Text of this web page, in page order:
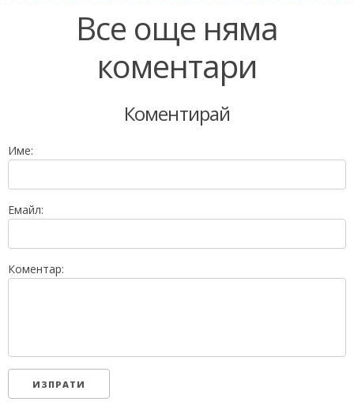
Все още няма
коментари
Коментирай
Име:
Емайл:
Коментар: